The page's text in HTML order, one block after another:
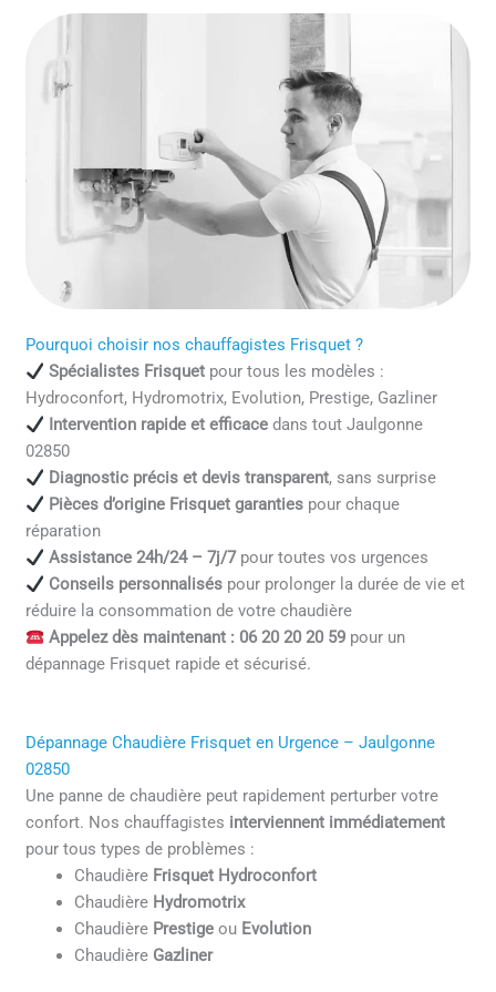
Pourquoi choisir nos chauffagistes Frisquet ?
Spécialistes Frisquetpour tous les modèles :
Hydroconfort, Hydromotrix, Evolution, Prestige, Gazliner
Intervention rapide et efficacedans tout Jaulgonne
02850
Diagnostic précis et devis transparent, sans surprise
Pièces d’origine Frisquet garantiespour chaque
réparation
Assistance 24h/24 – 7j/7pour toutes vos urgences
Conseils personnaliséspour prolonger la durée de vie et
réduire la consommation de votre chaudière
Appelez dès maintenant : 06 20 20 20 59pour un
dépannage Frisquet rapide et sécurisé.
Dépannage Chaudière Frisquet en Urgence – Jaulgonne
02850
Une panne de chaudière peut rapidement perturber votre
confort. Nos chauffagistes interviennent immédiatement
pour tous types de problèmes :
Chaudière Frisquet Hydroconfort
Chaudière Hydromotrix
Chaudière Prestige ou Evolution
Chaudière Gazliner